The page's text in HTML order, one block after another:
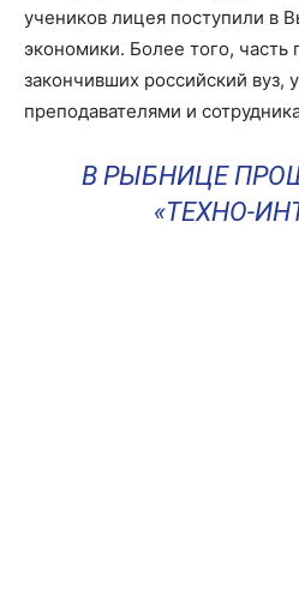
учеников лицея поступили в
экономики. Более того, часть
закончивших российский вуз,
преподавателями и
В РЫБНИЦЕ
«ТЕХНО-